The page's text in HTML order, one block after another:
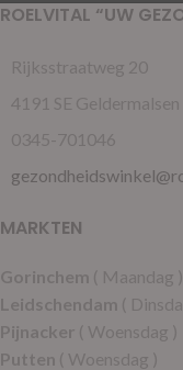
ROELVITAL “UW
Rijksstraatweg 20
4191 SE Geldermalsen
0345-701046
MARKTEN
Gorinchem ( Maandag )
Leidschendam (
Pijnacker ( Woensdag )
Putten ( Woensdag )